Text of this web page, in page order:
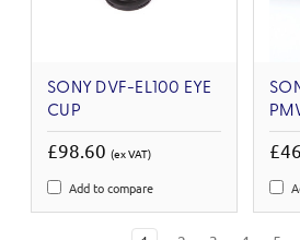
SONY DVF-EL100 EYE
CUP
£98.60 (ex VAT)
Add to compare